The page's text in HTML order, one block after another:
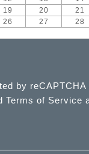
19 20 21
26 27 28
by reCAPTCHA
Terms of Service